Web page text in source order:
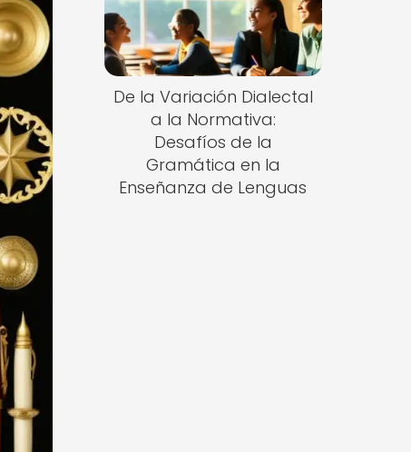
De la Variación Dialectal
a la Normativa:
Desafíos de la
Gramática en la
Enseñanza de Lenguas